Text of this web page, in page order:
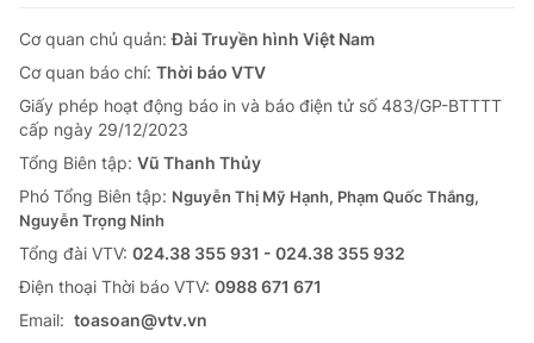
Cơ quan chủ quản:Đài Truyền hình Việt Nam
Cơ quan báo chí: Thời báo VTV
Giấy phép hoạt động báo in và báo điện tử số 483/GP-BTTTT
cấp ngày 29/12/2023
Tổng Biên tập: Vũ Thanh Thủy
Phó Tổng Biên tập: Nguyễn Thị Mỹ Hạnh, Phạm Quốc Thắng,
Nguyễn Trọng Ninh
Tổng đài VTV: 024.38 355 931 - 024.38 355 932
Ðiện thoại Thời báo VTV: 0988 671 671
Email: toasoan@vtv.vn